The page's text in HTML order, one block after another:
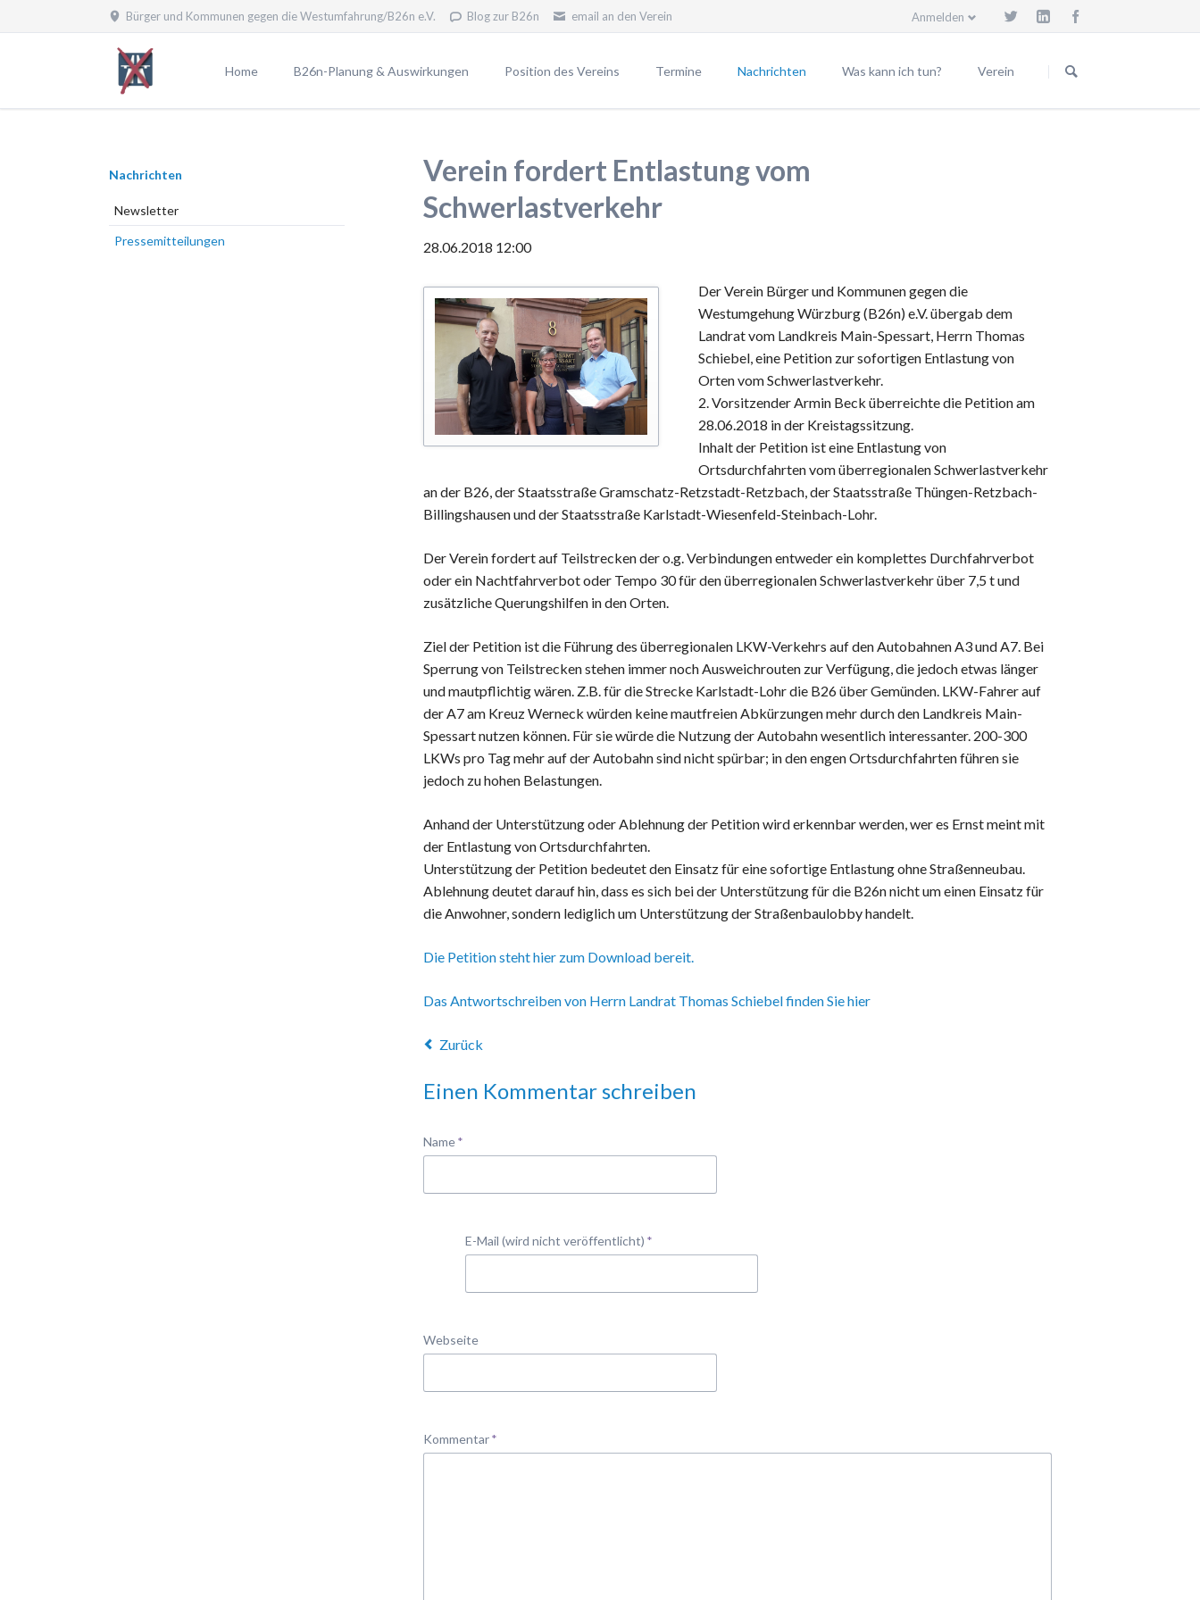
Bürger und Kommunen gegen die Westumfahrung/B26n e.V. Blog zur B26n email an den Verein Anmelden
überspringen
Home B26n-Planung & Auswirkungen
Planungen laut BVWP2030
Position des Vereins
Widerstand - warum?
Blog gegen die B26n
Termine Nachrichten Was kann ich tun? Verein
Vereinsgründung
Spende für den Verein
Vereinsmitglied werden
Impressum
Datenschutz
Haftungsausschluss
Verein fordert Entlastung vom
Schwerlastverkehr
28.06.2018 12:00
Der Verein Bürger und Kommunen gegen die
Westumgehung Würzburg (B26n) e.V. übergab dem
Landrat vom Landkreis Main-Spessart, Herrn Thomas
Schiebel, eine Petition zur sofortigen Entlastung von
Orten vom Schwerlastverkehr.
2. Vorsitzender Armin Beck überreichte die Petition am
28.06.2018 in der Kreistagssitzung.
Inhalt der Petition ist eine Entlastung von
Ortsdurchfahrten vom überregionalen Schwerlastverkehr
an der B26, der Staatsstraße Gramschatz-Retzstadt-Retzbach, der Staatsstraße Thüngen-Retzbach-
Billingshausen und der Staatsstraße Karlstadt-Wiesenfeld-Steinbach-Lohr.
Der Verein fordert auf Teilstrecken der o.g. Verbindungen entweder ein komplettes Durchfahrverbot
oder ein Nachtfahrverbot oder Tempo 30 für den überregionalen Schwerlastverkehr über 7,5 t und
zusätzliche Querungshilfen in den Orten.
Ziel der Petition ist die Führung des überregionalen LKW-Verkehrs auf den Autobahnen A3 und A7. Bei
Sperrung von Teilstrecken stehen immer noch Ausweichrouten zur Verfügung, die jedoch etwas länger
und mautpflichtig wären. Z.B. für die Strecke Karlstadt-Lohr die B26 über Gemünden. LKW-Fahrer auf
der A7 am Kreuz Werneck würden keine mautfreien Abkürzungen mehr durch den Landkreis Main-
Spessart nutzen können. Für sie würde die Nutzung der Autobahn wesentlich interessanter. 200-300
LKWs pro Tag mehr auf der Autobahn sind nicht spürbar; in den engen Ortsdurchfahrten führen sie
jedoch zu hohen Belastungen.
Anhand der Unterstützung oder Ablehnung der Petition wird erkennbar werden, wer es Ernst meint mit
der Entlastung von Ortsdurchfahrten.
Unterstützung der Petition bedeutet den Einsatz für eine sofortige Entlastung ohne Straßenneubau.
Ablehnung deutet darauf hin, dass es sich bei der Unterstützung für die B26n nicht um einen Einsatz für
die Anwohner, sondern lediglich um Unterstützung der Straßenbaulobby handelt.
Die Petition steht hier zum Download bereit.
Das Antwortschreiben von Herrn Landrat Thomas Schiebel finden Sie hier
Zurück
Einen Kommentar schreiben
Pflichtfeld
Name*
Pflichtfeld
E-Mail (wird nicht veröffentlicht) *
Webseite
Pflichtfeld
Kommentar*
Navigation
Nachrichten
Newsletter
Pressemitteilungen